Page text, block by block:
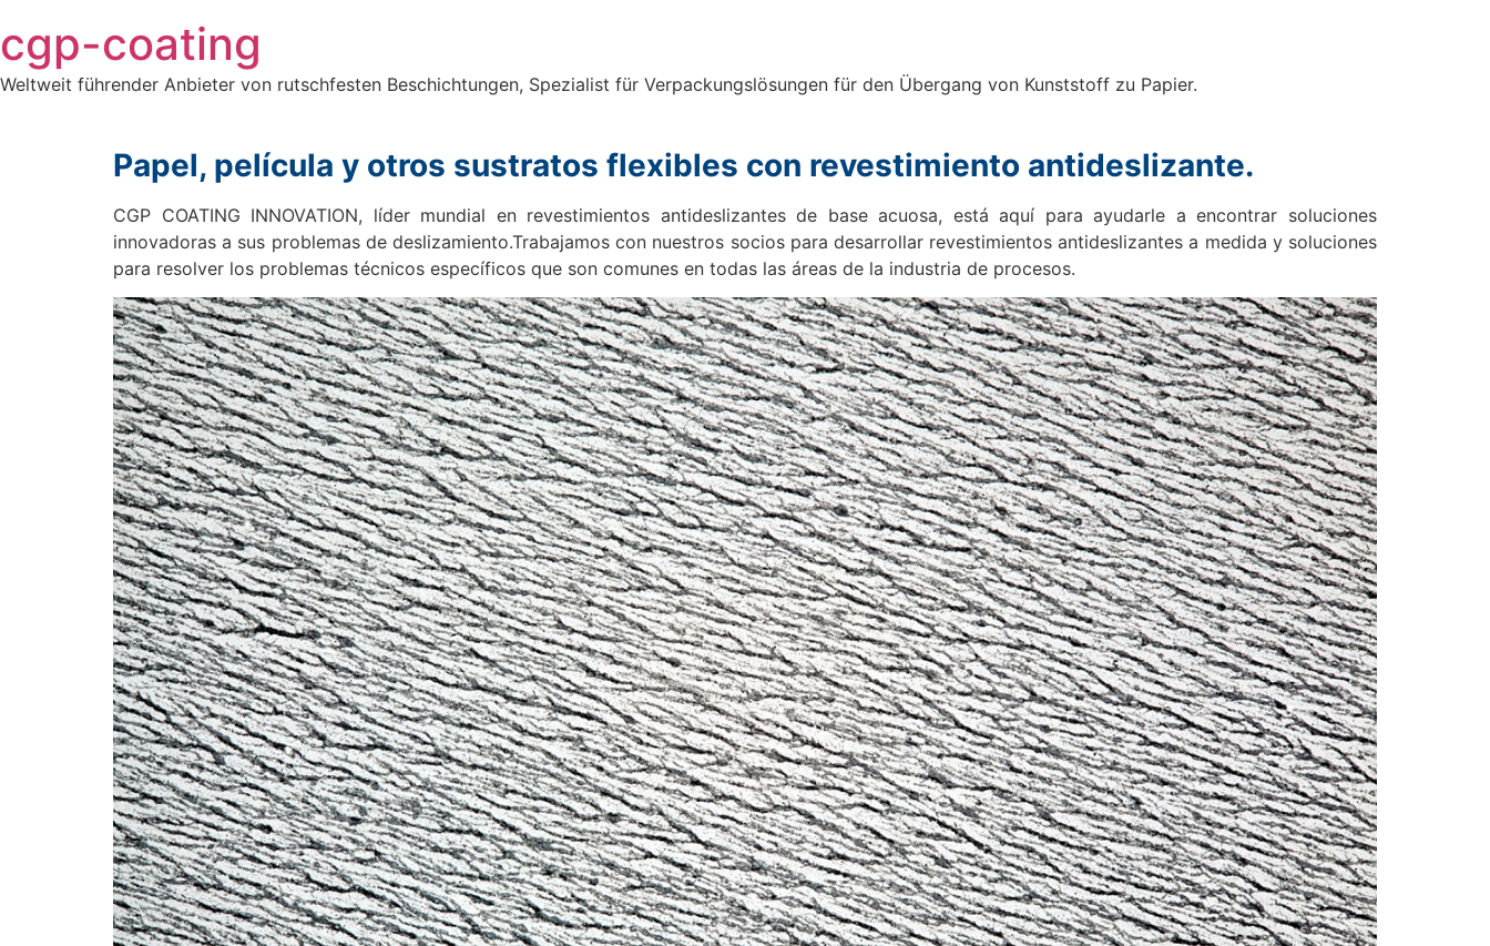
al
contenido
cgp-coating
Weltweit führender Anbieter von rutschfesten Beschichtungen, Spezialist für Verpackungslösungen für den Übergang von Kunststoff zu Papier.
Papel, película y otros sustratos flexibles con revestimiento antideslizante.
CGP COATING INNOVATION, líder mundial en revestimientos antideslizantes de base acuosa, está aquí para ayudarle a encontrar soluciones
innovadoras a sus problemas de deslizamiento.Trabajamos con nuestros socios para desarrollar revestimientos antideslizantes a medida y soluciones
para resolver los problemas técnicos específicos que son comunes en todas las áreas de la industria de procesos.